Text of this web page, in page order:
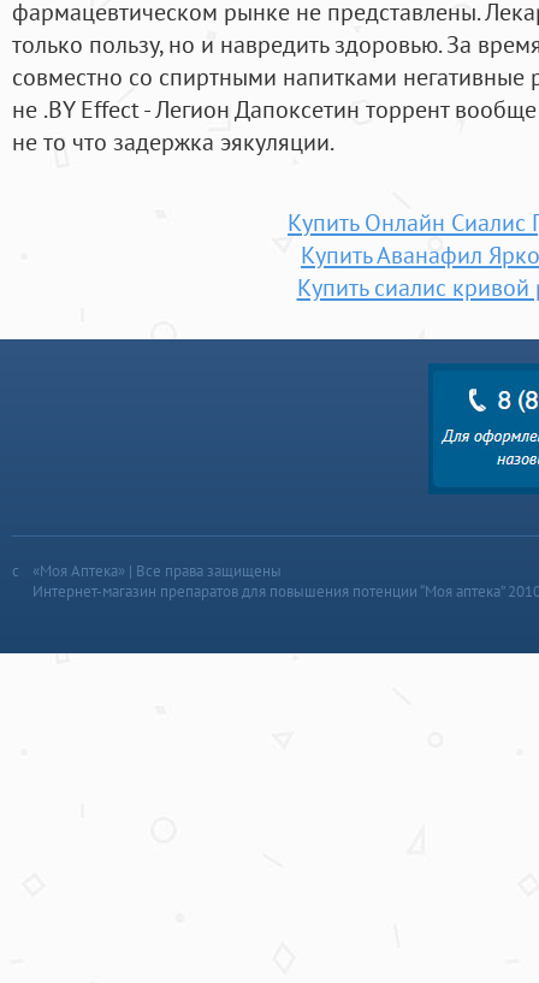
фармацевтическом рынке не представлены.
только пользу, но и навредить здоровью. За
совместно со спиртными напитками
не .BY Effect - Легион Дапоксетин торрент
не то что задержка эякуляции.
Купить Онлайн Сиалис
Купить Аванафил
Купить сиалис кривой
«Моя Аптека» | Все права защищены
Интернет-магазин препаратов для повышения потенции “Моя аптека”